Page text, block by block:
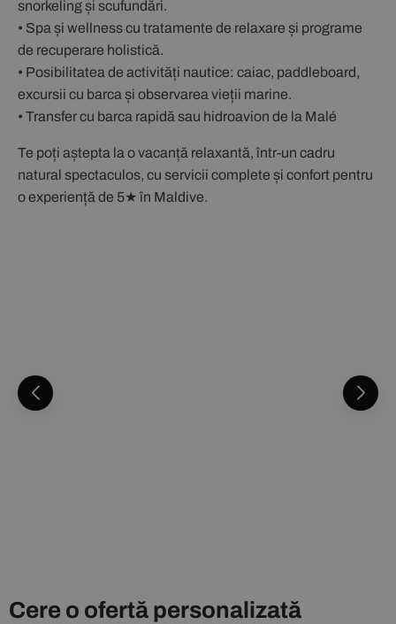
snorkeling și scufundări.
• Spa și wellness cu tratamente de relaxare și programe
de recuperare holistică.
• Posibilitatea de activități nautice: caiac, paddleboard,
excursii cu barca și observarea vieții marine.
• Transfer cu barca rapidă sau hidroavion de la Malé
Te poți aștepta la o vacanță relaxantă, într-un cadru
natural spectaculos, cu servicii complete și confort pentru
o experiență de 5★ în Maldive.
Cere o ofertă personalizată